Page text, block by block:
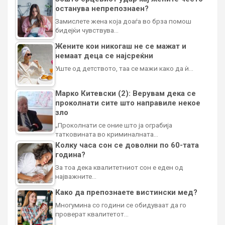
останува непрепознаен?
Замислете жена која доаѓа во брза помош
бидејќи чувствува…
Жените кои никогаш не се мажат и
немаат деца се најсреќни
Уште од детството, таа се мажи како да ѝ…
Марко Китевски (2): Верувам дека се
проколнати сите што направиле некое
зло
„Проколнати се оние што ја ограбија
татковината во криминалната…
Колку часа сон се доволни по 60-тата
година?
За тоа дека квалитетниот сон е еден од
најважните…
Како да препознаете вистински мед?
Многумина со години се обидуваат да го
проверат квалитетот…